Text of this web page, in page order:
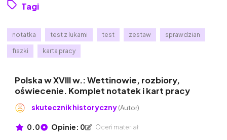
Tagi
notatka test z lukami test zestaw sprawdzian
fiszki karta pracy
Polska w XVIII w.: Wettinowie, rozbiory,
oświecenie. Komplet notatek i kart pracy
skutecznik historyczny(Autor)
0.0 Opinie: 0 Oceń materiał